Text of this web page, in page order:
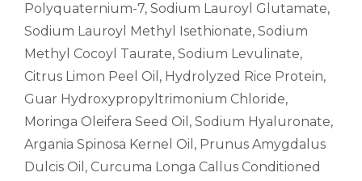
Polyquaternium-7, Sodium Lauroyl Glutamate,
Sodium Lauroyl Methyl Isethionate, Sodium
Methyl Cocoyl Taurate, Sodium Levulinate,
Citrus Limon Peel Oil, Hydrolyzed Rice Protein,
Guar Hydroxypropyltrimonium Chloride,
Moringa Oleifera Seed Oil, Sodium Hyaluronate,
Argania Spinosa Kernel Oil, Prunus Amygdalus
Dulcis Oil, Curcuma Longa Callus Conditioned